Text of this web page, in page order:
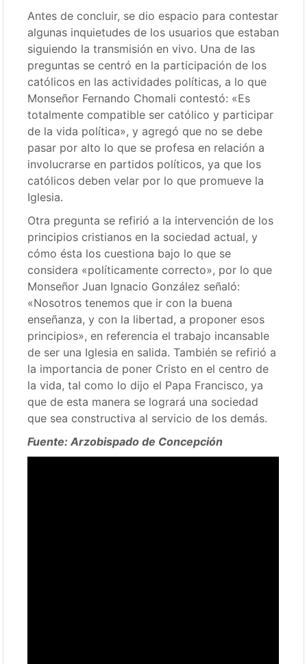
Antes de concluir, se dio espacio para contestar
algunas inquietudes de los usuarios que estaban
siguiendo la transmisión en vivo. Una de las
preguntas se centró en la participación de los
católicos en las actividades políticas, a lo que
Monseñor Fernando Chomali contestó: «Es
totalmente compatible ser católico y participar
de la vida política», y agregó que no se debe
pasar por alto lo que se profesa en relación a
involucrarse en partidos políticos, ya que los
católicos deben velar por lo que promueve la
Iglesia.
Otra pregunta se refirió a la intervención de los
principios cristianos en la sociedad actual, y
cómo ésta los cuestiona bajo lo que se
considera «políticamente correcto», por lo que
Monseñor Juan Ignacio González señaló:
«Nosotros tenemos que ir con la buena
enseñanza, y con la libertad, a proponer esos
principios», en referencia el trabajo incansable
de ser una Iglesia en salida. También se refirió a
la importancia de poner Cristo en el centro de
la vida, tal como lo dijo el Papa Francisco, ya
que de esta manera se logrará una sociedad
que sea constructiva al servicio de los demás.
Fuente: Arzobispado de Concepción